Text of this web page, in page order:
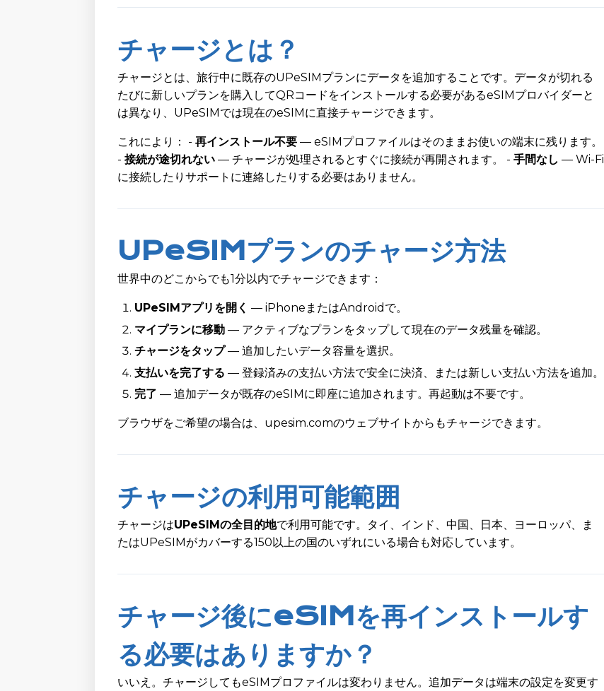
チャージとは？
チャージとは、旅行中に既存のUPeSIMプランにデータを追加することです。データが切れる
たびに新しいプランを購入してQRコードをインストールする必要があるeSIMプロバイダーと
は異なり、UPeSIMでは現在のeSIMに直接チャージできます。
これにより： -再インストール不要 — eSIMプロファイルはそのままお使いの端末に残ります。
-接続が途切れない — チャージが処理されるとすぐに接続が再開されます。 -手間なし — Wi-Fi
に接続したりサポートに連絡したりする必要はありません。
UPeSIMプランのチャージ方法
世界中のどこからでも1分以内でチャージできます：
UPeSIMアプリを開く — iPhoneまたはAndroidで。
マイプランに移動 — アクティブなプランをタップして現在のデータ残量を確認。
チャージをタップ— 追加したいデータ容量を選択。
支払いを完了する — 登録済みの支払い方法で安全に決済、または新しい支払い方法を追加。
完了 — 追加データが既存のeSIMに即座に追加されます。再起動は不要です。
ブラウザをご希望の場合は、upesim.comのウェブサイトからもチャージできます。
チャージの利用可能範囲
チャージはUPeSIMの全目的地で利用可能です。タイ、インド、中国、日本、ヨーロッパ、ま
たはUPeSIMがカバーする150以上の国のいずれにいる場合も対応しています。
チャージ後にeSIMを再インストールす
る必要はありますか？
いいえ。チャージしてもeSIMプロファイルは変わりません。追加データは端末の設定を変更す